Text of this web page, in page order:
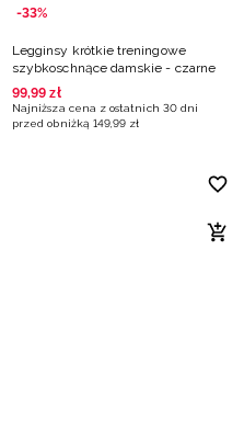
-33%
Legginsy krótkie treningowe
szybkoschnące damskie - czarne
99,99 zł
Najniższa cena z ostatnich 30 dni
przed obniżką 149,99 zł